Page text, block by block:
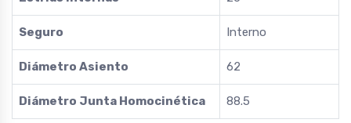
Seguro Interno
Diámetro Asiento 62
Diámetro Junta Homocinética 88.5